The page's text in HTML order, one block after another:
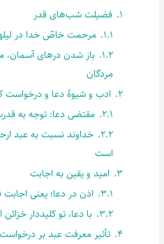
1. فضیلت شب‌های قدر
1.1. مرحمت خاصّ خدا در
1.2. باز شدن درهای آسمان،
مردگان
2. ادب و شیوۀ دعا و درخواست
2.1. مقتضی دعا: توجه به
2.2. خداوند نسبت به عبد
است
3. امید و یقین به اجابت
3.1. اذن در دعا؛ یعنی
3.2. با دعا، تو کلیددار
4. تأثیر معرفت عبد بر